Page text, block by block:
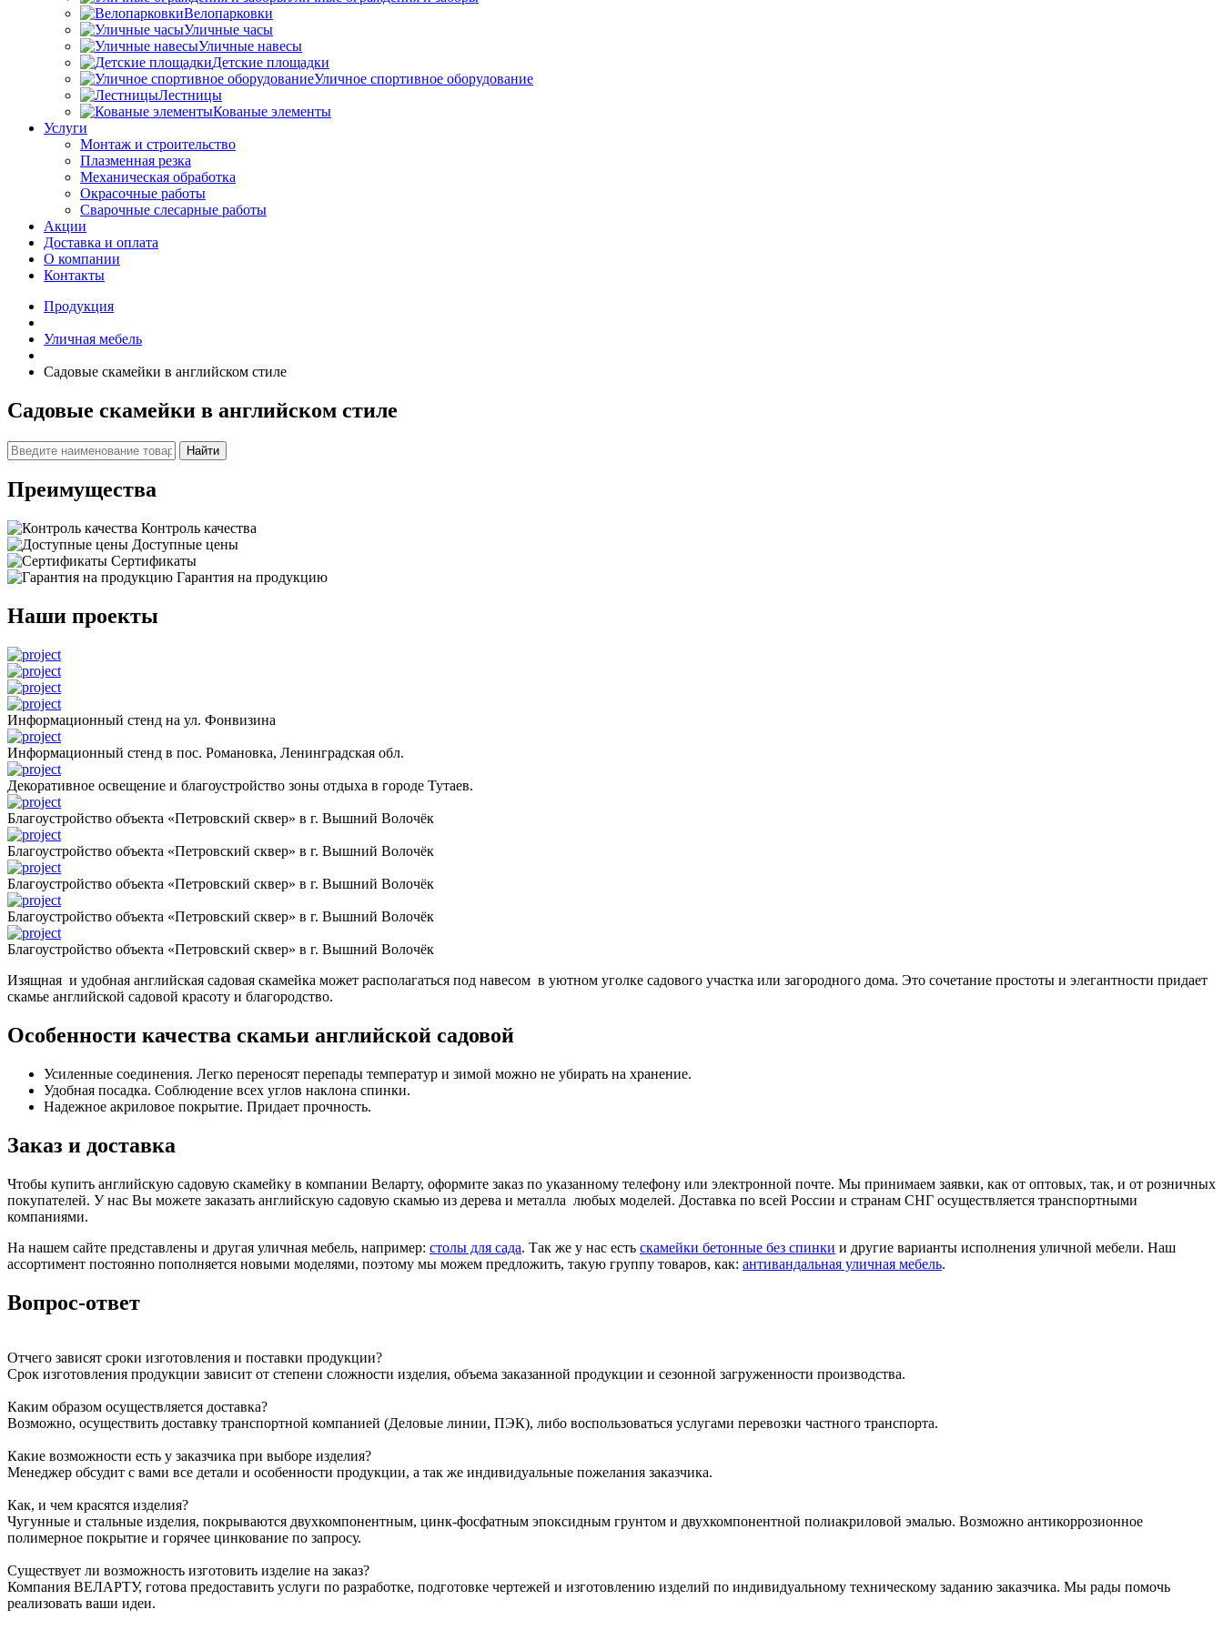
Велопарковки
Уличные часы
Уличные навесы
Детские площадки
Уличное спортивное оборудование
Лестницы
Кованые элементы
Услуги
Монтаж и строительство
Плазменная резка
Механическая обработка
Окрасочные работы
Сварочные слесарные работы
Акции
Доставка и оплата
О компании
Контакты
Продукция
Уличная мебель
Садовые скамейки в английском стиле
Садовые скамейки в английском стиле
Найти
Преимущества
Контроль качества
Доступные цены
Сертификаты
Гарантия на продукцию
Наши проекты
Информационный стенд на ул. Фонвизина
Информационный стенд в пос. Романовка, Ленинградская обл.
Декоративное освещение и благоустройство зоны отдыха в городе Тутаев.
Благоустройство объекта «Петровский сквер» в г. Вышний Волочёк
Благоустройство объекта «Петровский сквер» в г. Вышний Волочёк
Благоустройство объекта «Петровский сквер» в г. Вышний Волочёк
Благоустройство объекта «Петровский сквер» в г. Вышний Волочёк
Благоустройство объекта «Петровский сквер» в г. Вышний Волочёк
Изящная и удобная английская садовая скамейка может располагаться под навесом в уютном уголке садового участка или загородного дома. Это сочетание простоты и элегантности придает
скамье английской садовой красоту и благородство.
Особенности качества скамьи английской садовой
Усиленные соединения. Легко переносят перепады температур и зимой можно не убирать на хранение.
Удобная посадка. Соблюдение всех углов наклона спинки.
Надежное акриловое покрытие. Придает прочность.
Заказ и доставка
Чтобы купить английскую садовую скамейку в компании Веларту, оформите заказ по указанному телефону или электронной почте. Мы принимаем заявки, как от оптовых, так, и от розничных
покупателей. У нас Вы можете заказать английскую садовую скамью из дерева и металла любых моделей. Доставка по всей России и странам СНГ осуществляется транспортными
компаниями.
На нашем сайте представлены и другая уличная мебель, например: столы для сада. Так же у нас есть скамейки бетонные без спинки и другие варианты исполнения уличной мебели. Наш
ассортимент постоянно пополняется новыми моделями, поэтому мы можем предложить, такую группу товаров, как: антивандальная уличная мебель.
Вопрос-ответ
Отчего зависят сроки изготовления и поставки продукции?
Срок изготовления продукции зависит от степени сложности изделия, объема заказанной продукции и сезонной загруженности производства.
Каким образом осуществляется доставка?
Возможно, осуществить доставку транспортной компанией (Деловые линии, ПЭК), либо воспользоваться услугами перевозки частного транспорта.
Какие возможности есть у заказчика при выборе изделия?
Менеджер обсудит с вами все детали и особенности продукции, а так же индивидуальные пожелания заказчика.
Как, и чем красятся изделия?
Чугунные и стальные изделия, покрываются двухкомпонентным, цинк-фосфатным эпоксидным грунтом и двухкомпонентной полиакриловой эмалью. Возможно антикоррозионное
полимерное покрытие и горячее цинкование по запросу.
Существует ли возможность изготовить изделие на заказ?
Компания ВЕЛАРТУ, готова предоставить услуги по разработке, подготовке чертежей и изготовлению изделий по индивидуальному техническому заданию заказчика. Мы рады помочь
реализовать ваши идеи.